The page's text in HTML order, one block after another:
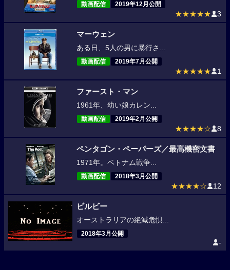
動画配信 2019年12月公開
★★★★★ 3
マーウェン
ある日、5人の男に暴行さ...
動画配信 2019年7月公開
★★★★★ 1
ファースト・マン
1961年、幼い娘カレン...
動画配信 2019年2月公開
★★★★☆ 8
ペンタゴン・ペーパーズ／最高機密文書
1971年。ベトナム戦争...
動画配信 2018年3月公開
★★★★☆ 12
ビルビー
オーストラリアの絶滅危惧...
2018年3月公開
-